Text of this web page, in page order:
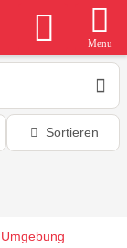
Menu
Sortieren